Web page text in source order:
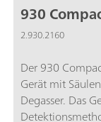
930
2.930.2160
Der 930
Gerät mit
Degasser. Das